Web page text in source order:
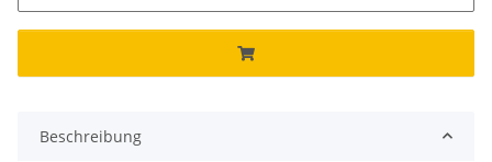
Beschreibung